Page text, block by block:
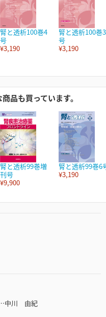
腎と透析100巻4
号
¥3,190
腎と透析100巻3
号
¥3,190
品も買っています。
腎と透析99巻増
刊号
¥9,900
腎と透析99巻6
¥3,190
中川 由紀